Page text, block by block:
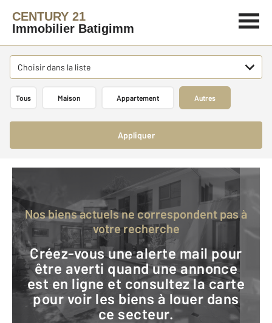
CENTURY 21
Immobilier Batigimm
Choisir dans la liste
Tous Maison Appartement Autres
Appliquer
Nos biens actuels ne correspondent pas à
votre recherche
Créez-vous une alerte mail pour
être averti quand une annonce
est en ligne et consultez la carte
pour voir les biens à louer dans
ce secteur.